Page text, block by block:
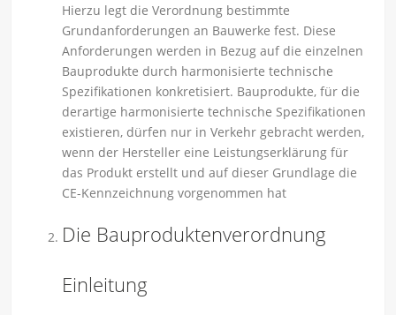
Hierzu legt die Verordnung bestimmte
Grundanforderungen an Bauwerke fest. Diese
Anforderungen werden in Bezug auf die einzelnen
Bauprodukte durch harmonisierte technische
Spezifikationen konkretisiert. Bauprodukte, für die
derartige harmonisierte technische Spezifikationen
existieren, dürfen nur in Verkehr gebracht werden,
wenn der Hersteller eine Leistungserklärung für
das Produkt erstellt und auf dieser Grundlage die
CE-Kennzeichnung vorgenommen hat
Die Bauproduktenverordnung
Einleitung